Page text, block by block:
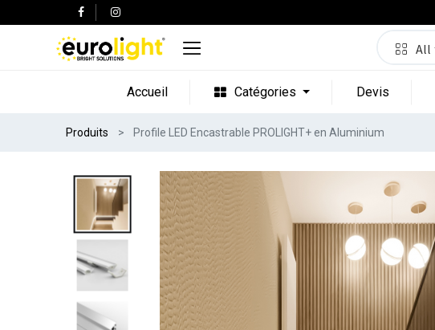
All
Accueil Catégories Devis
Produits Profile LED Encastrable PROLIGHT+ en Aluminium